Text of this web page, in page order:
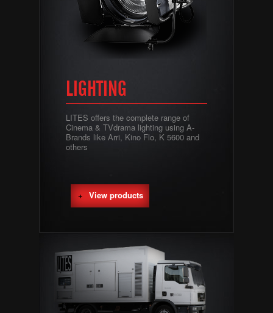
LIGHTING
LITES offers the complete range of
Cinema & TVdrama lighting using A-
Brands like Arri, Kino Flo, K 5600 and
others
View products